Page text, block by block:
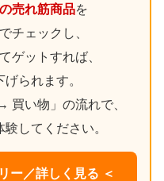
売れ筋商品を
チェックし、
ゲットすれば、
られます。
買い物」の流れで、
してください。
ー／詳しく見る ＜